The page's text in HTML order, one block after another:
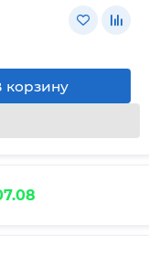
корзину